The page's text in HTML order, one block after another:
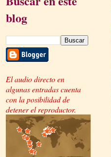
blog
El audio directo en
algunas entradas cuenta
con la posibilidad de
detener el reproductor.